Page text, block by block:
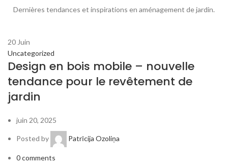
Dernières tendances et inspirations en aménagement de jardin.
20 Juin
Uncategorized
Design en bois mobile – nouvelle
tendance pour le revêtement de
jardin
juin 20, 2025
Posted by Patrīcija Ozoliņa
0comments